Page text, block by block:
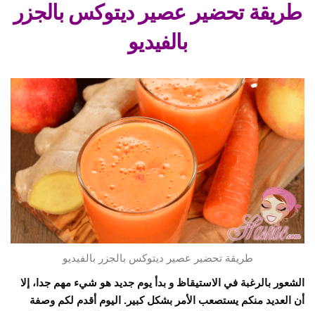
طريقة تحضير عصير ديتوكس بالجزر
بالفيديو
طريقة تحضير عصير ديتوكس بالجزر بالفيديو
الشعور بالرغبة في الاستيقاظ و بدأ يوم جديد هو شيء مهم جدا، إلا
أن العديد منكم يستصعب الأمر بشكل كبير. اليوم أقدم لكم وصفة